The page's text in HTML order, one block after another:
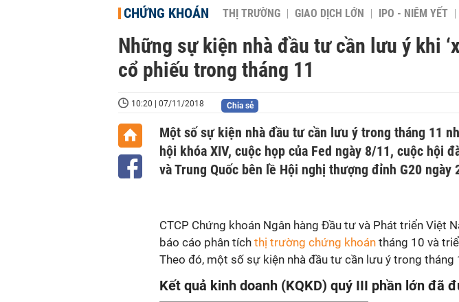
CHỨNG KHOÁN THỊ TRƯỜNG GIAO DỊCH LỚN IPO - NIÊM YẾT
Những sự kiện nhà đầu tư cần lưu ý khi
cổ phiếu trong tháng 11
10:20 | 07/11/2018 Chia sẻ
Một số sự kiện nhà đầu tư cần lưu ý trong tháng 11
hội khóa XIV, cuộc họp của Fed ngày 8/11, cuộc hội
và Trung Quốc bên lề Hội nghị thượng đỉnh G20 ngày
CTCP Chứng khoán Ngân hàng Đầu tư và Phát triển Việt
báo cáo phân tích thị trường chứng khoán tháng 10 và
Theo đó, một số sự kiện nhà đầu tư cần lưu ý trong tháng
Kết quả kinh doanh (KQKD) quý III phần lớn đã